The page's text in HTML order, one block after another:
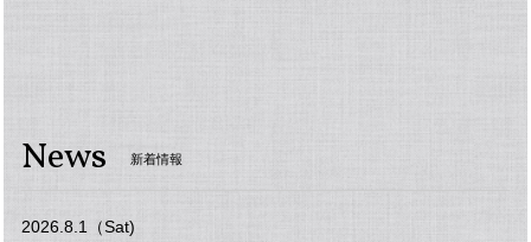
News 新着情報
2026.8.1（Sat)